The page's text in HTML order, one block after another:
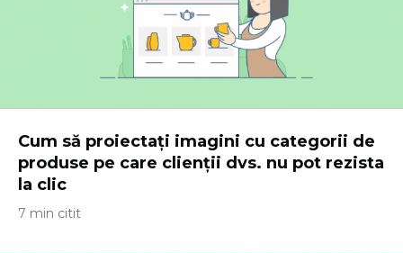
Cum să proiectați imagini cu categorii de
produse pe care clienții dvs. nu pot rezista
la clic
7 min citit